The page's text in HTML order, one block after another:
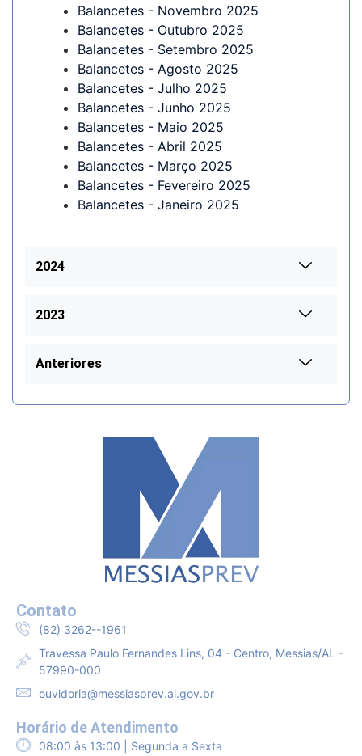
Balancetes - Novembro 2025
Balancetes - Outubro 2025
Balancetes - Setembro 2025
Balancetes - Agosto 2025
Balancetes - Julho 2025
Balancetes - Junho 2025
Balancetes - Maio 2025
Balancetes - Abril 2025
Balancetes - Março 2025
Balancetes - Fevereiro 2025
Balancetes - Janeiro 2025
2024
2023
Anteriores
Contato
(82) 3262--1961
Travessa Paulo Fernandes Lins, 04 - Centro, Messias/AL -
57990-000
ouvidoria@messiasprev.al.gov.br
Horário de Atendimento
08:00 às 13:00 | Segunda a Sexta